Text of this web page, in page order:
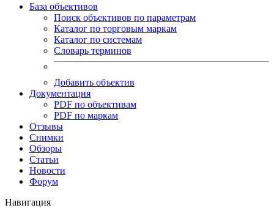
База объективов
Поиск объективов по параметрам
Каталог по торговым маркам
Каталог по системам
Словарь терминов
Добавить объектив
Документация
PDF по объективам
PDF по маркам
Отзывы
Снимки
Обзоры
Статьи
Новости
Форум
Навигация